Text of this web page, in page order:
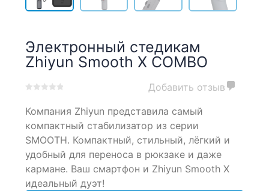
Электронный cтедикам
Zhiyun Smooth X COMBO
out
on
customer
ratings
Добавить отзыв
Компания Zhiyun представила самый
компактный стабилизатор из серии
SMOOTH. Компактный, стильный, лёгкий и
удобный для переноса в рюкзаке и даже
кармане. Ваш смартфон и Zhiyun Smooth X
идеальный дуэт!